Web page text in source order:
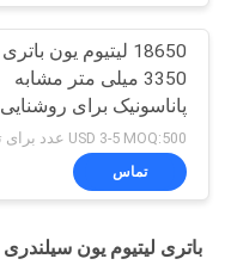
18650 لیتیوم یون باتری
3350 میلی متر مشابه
پاناسونیک برای روشنایی
دوچرخه
تماس
باتری لیتیوم یون سیلندری